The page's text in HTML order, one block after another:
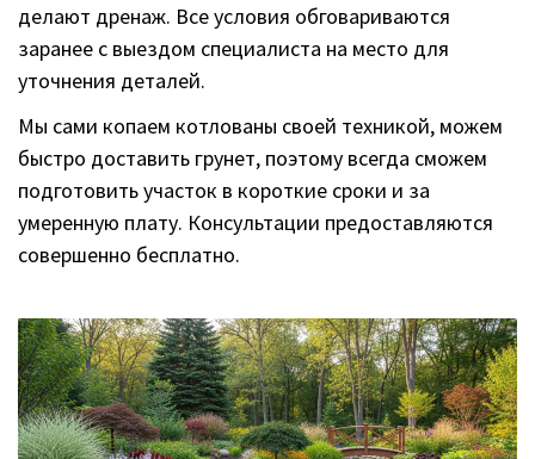
делают дренаж. Все условия обговариваются
заранее с выездом специалиста на место для
уточнения деталей.
Мы сами копаем котлованы своей техникой, можем
быстро доставить грунет, поэтому всегда сможем
подготовить участок в короткие сроки и за
умеренную плату. Консультации предоставляются
совершенно бесплатно.